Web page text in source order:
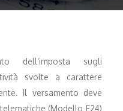
dell’imposta sugli
svolte a carattere
Il versamento deve
(Modello F24)